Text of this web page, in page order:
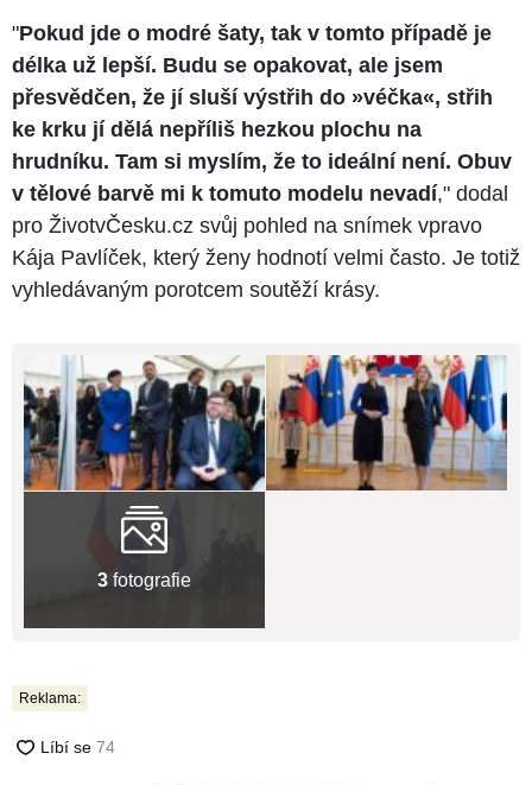
"Pokud jde o modré šaty, tak v tomto případě je
délka už lepší. Budu se opakovat, ale jsem
přesvědčen, že jí sluší výstřih do »véčka«, střih
ke krku jí dělá nepříliš hezkou plochu na
hrudníku. Tam si myslím, že to ideální není. Obuv
v tělové barvě mi k tomuto modelu nevadí," dodal
pro ŽivotvČesku.cz svůj pohled na snímek vpravo
Kája Pavlíček, který ženy hodnotí velmi často. Je totiž
vyhledávaným porotcem soutěží krásy.
3 fotografie
Reklama: